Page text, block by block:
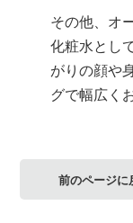
その他、オ
化粧水とし
がりの顔や
グで幅広く
前のページに